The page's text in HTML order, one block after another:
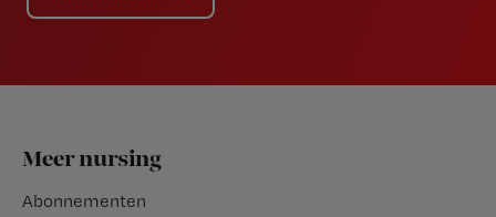
Footer
Meer nursing
Abonnementen